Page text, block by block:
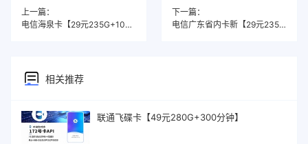
上一篇：
电信海泉卡【29元235G+100分钟】
下一篇：
电信广东省内卡新【29元235G+100分钟】庞总专用
相关推荐
联通飞碟卡【49元280G+300分钟】